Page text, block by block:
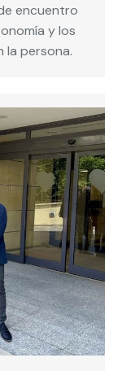
encuentro
y los
la persona.